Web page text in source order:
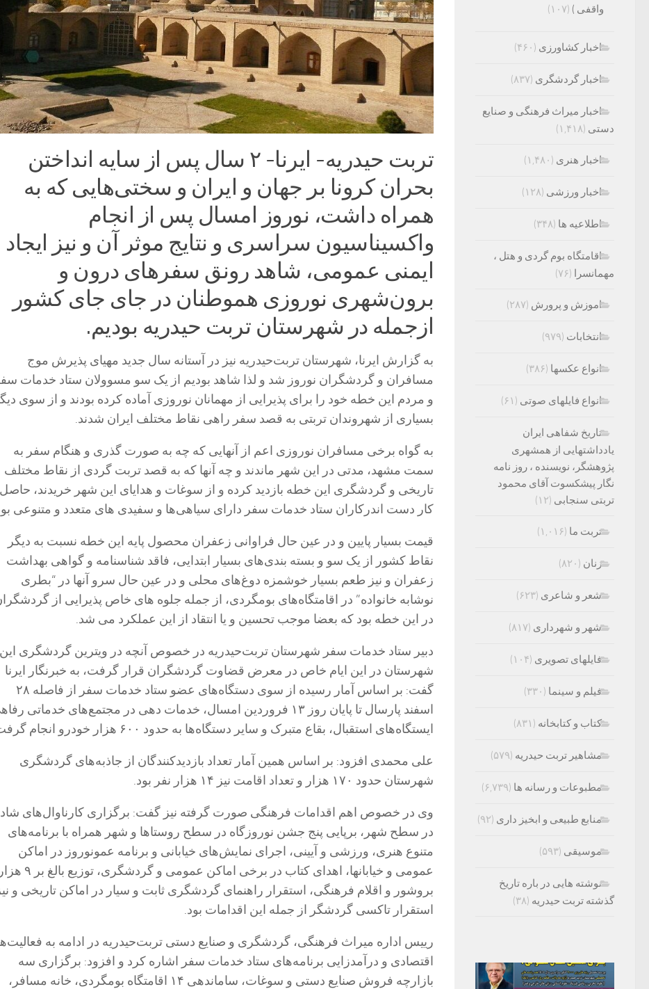
تربت‌ حیدریه- ایرنا- ۲ سال پس از سایه‌ انداختن
بحران کرونا بر جهان و ایران و سختی‌هایی که به
همراه داشت، نوروز امسال پس از انجام
واکسیناسیون سراسری و نتایج موثر آن و نیز ایجاد
ایمنی عمومی، شاهد رونق سفرهای درون و
برون‌شهری نوروزی هموطنان در جای جای کشور
ازجمله در شهرستان تربت حیدریه بودیم.
به گزارش ایرنا، شهرستان تربت‌حیدریه نیز در آستانه سال جدید مهیای پذیرش موج
مسافران و گردشگران نوروز شد و لذا شاهد بودیم از یک سو مسوولان ستاد خدمات
و مردم این خطه خود را برای پذیرایی از مهمانان نوروزی آماده کرده بودند و از سوی
بسیاری از شهروندان تربتی به قصد سفر راهی نقاط مختلف ایران شدند.
به گواه برخی مسافران نوروزی اعم از آنهایی که چه به صورت گذری و هنگام سفر به
سمت مشهد، مدتی در این شهر ماندند و چه آنها که به قصد تربت گردی از نقاط مختلف
تاریخی و گردشگری این خطه بازدید کرده و از سوغات و هدایای این شهر خریدند، حاصل
کار دست اندرکاران ستاد خدمات سفر دارای سیاهی‌ها و سفیدی های متعدد و متنوعی
قیمت بسیار پایین و در عین حال فراوانی زعفران محصول پایه این خطه نسبت به دیگر
نقاط کشور از یک سو و بسته بندی‌های بسیار ابتدایی، فاقد شناسنامه و گواهی بهداشت
زعفران و نیز طعم بسیار خوشمزه دوغ‌های محلی و در عین حال سرو آنها در “بطری
نوشابه خانواده” در اقامتگاه‌های بومگردی، از جمله جلوه های خاص پذیرایی از
در این خطه بود که بعضا موجب تحسین و یا انتقاد از این عملکرد می شد.
دبیر ستاد خدمات سفر شهرستان تربت‌حیدریه در خصوص آنچه در ویترین گردشگری این
شهرستان در این ایام خاص در معرض قضاوت گردشگران قرار گرفت، به خبرنگار ایرنا
گفت: بر اساس آمار رسیده از سوی دستگاه‌های عضو ستاد خدمات سفر از فاصله ۲۸
اسفند پارسال تا پایان روز ۱۳ فروردین امسال، خدمات دهی در مجتمع‌های خدماتی
ایستگاه‌های استقبال، بقاع متبرک و سایر دستگاه‌ها به حدود ۶۰۰ هزار خودرو انجام گرفت.
علی محمدی افزود: بر اساس همین آمار تعداد بازدیدکنندگان از جاذبه‌های گردشگری
شهرستان حدود ۱۷۰ هزار و تعداد اقامت نیز ۱۴ هزار نفر بود.
وی در خصوص اهم اقدامات فرهنگی صورت گرفته نیز گفت: برگزاری کارناوال‌های
در سطح شهر، برپایی پنج جشن‌ نوروزگاه در سطح روستاها و شهر همراه با برنامه‌های
متنوع هنری، ورزشی و آیینی، اجرای نمایش‌های خیابانی و برنامه عمونوروز در اماکن
عمومی و خیابانها، اهدای کتاب در برخی اماکن عمومی و گردشگری، توزیع بالغ بر ۹ هزار
بروشور و اقلام فرهنگی، استقرار راهنمای گردشگری ثابت و سیار در اماکن تاریخی و
استقرار تاکسی گردشگر از جمله این اقدامات بود.
رییس اداره میراث فرهنگی، گردشگری و صنایع دستی تربت‌حیدریه در ادامه به
اقتصادی و درآمدزایی برنامه‌های ستاد خدمات سفر اشاره کرد و افزود: برگزاری سه
بازارچه فروش صنایع دستی و سوغات، ساماندهی ۱۴ اقامتگاه بومگردی، خانه مسافر،
واقفی ) (۱۰۷)
اخبار کشاورزی (۴۶۰)
اخبار گردشگری (۸۳۷)
اخبار میراث فرهنگی و صنایع
دستی (۱,۴۱۸)
اخبار هنری (۱,۴۸۰)
اخبار ورزشی (۱۲۸)
اطلاعیه ها (۳۴۸)
اقامتگاه بوم گردی و هتل ،
مهمانسرا (۷۶)
اموزش و پرورش (۲۸۷)
انتخابات (۹۷۹)
انواع عکسها (۳۸۶)
انواع فایلهای صوتی (۶۱)
تاریخ شفاهی ایران
یادداشتهایی از همشهری
پژوهشگر، نویسنده ، روز نامه
نگار پیشکسوت آقای محمود
تربتی سنجابی (۱۲)
تربت ما (۱,۰۱۶)
زنان (۸۲۰)
شعر و شاعری (۶۲۳)
شهر و شهرداری (۸۱۷)
فایلهای تصویری (۱۰۴)
فیلم و سینما (۳۳۰)
کتاب و کتابخانه (۸۳۱)
مشاهیر تربت حیدریه (۵۷۹)
مطبوعات و رسانه ها (۶,۷۳۹)
منابع طبیعی و ابخیز داری (۹۲)
موسیقی (۵۹۳)
نوشته هایی در باره تاریخ
گذشته تربت حیدریه (۳۸)